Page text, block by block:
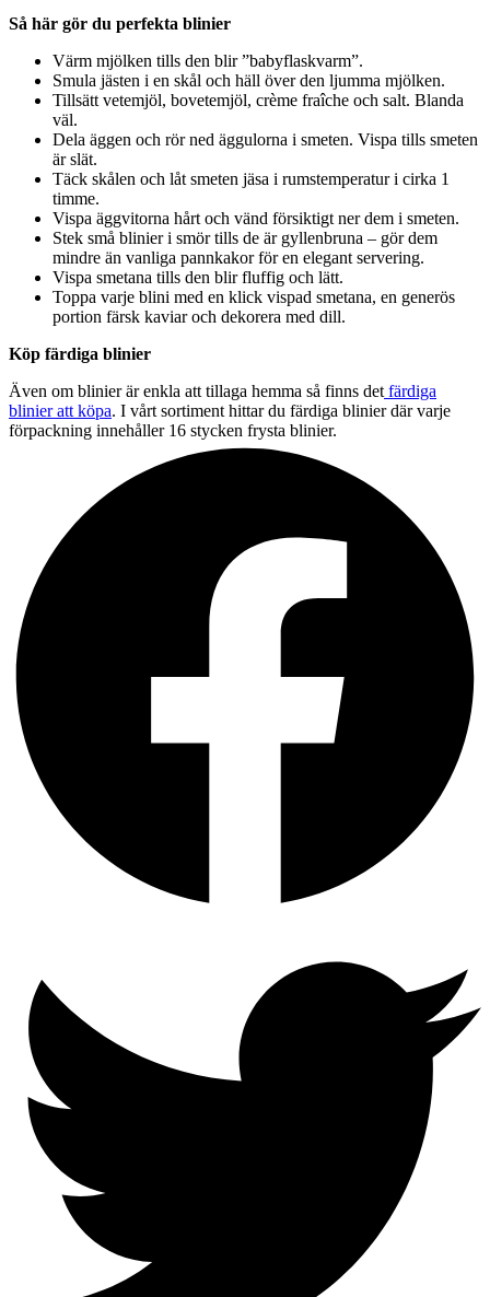
Så här gör du perfekta blinier
Värm mjölken tills den blir ”babyflaskvarm”.
Smula jästen i en skål och häll över den ljumma mjölken.
Tillsätt vetemjöl, bovetemjöl, crème fraîche och salt. Blanda
väl.
Dela äggen och rör ned äggulorna i smeten. Vispa tills smeten
är slät.
Täck skålen och låt smeten jäsa i rumstemperatur i cirka 1
timme.
Vispa äggvitorna hårt och vänd försiktigt ner dem i smeten.
Stek små blinier i smör tills de är gyllenbruna – gör dem
mindre än vanliga pannkakor för en elegant servering.
Vispa smetana tills den blir fluffig och lätt.
Toppa varje blini med en klick vispad smetana, en generös
portion färsk kaviar och dekorera med dill.
Köp färdiga blinier
Även om blinier är enkla att tillaga hemma så finns det färdiga
blinier att köpa. I vårt sortiment hittar du färdiga blinier där varje
förpackning innehåller 16 stycken frysta blinier.